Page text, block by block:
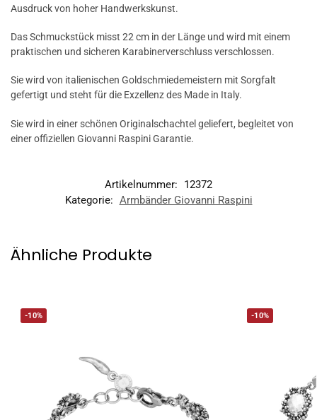
Ausdruck von hoher Handwerkskunst.
Das Schmuckstück misst 22 cm in der Länge und wird mit einem
praktischen und sicheren Karabinerverschluss verschlossen.
Sie wird von italienischen Goldschmiedemeistern mit Sorgfalt
gefertigt und steht für die Exzellenz des Made in Italy.
Sie wird in einer schönen Originalschachtel geliefert, begleitet von
einer offiziellen Giovanni Raspini Garantie.
Artikelnummer:
12372
Kategorie: Armbänder Giovanni Raspini
Ähnliche Produkte
-10% -10%